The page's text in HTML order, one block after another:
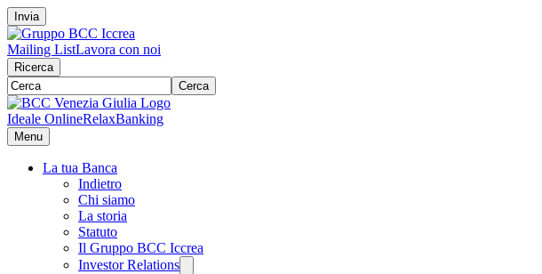
Invia
Mailing ListLavora con noi
Ricerca
Cerca
Ideale OnlineRelaxBanking
Menu
La tua Banca
Indietro
Chi siamo
La storia
Statuto
Il Gruppo BCC Iccrea
Investor Relations